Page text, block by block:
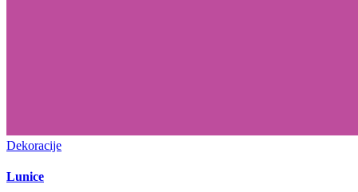
Dekoracije
Lunice